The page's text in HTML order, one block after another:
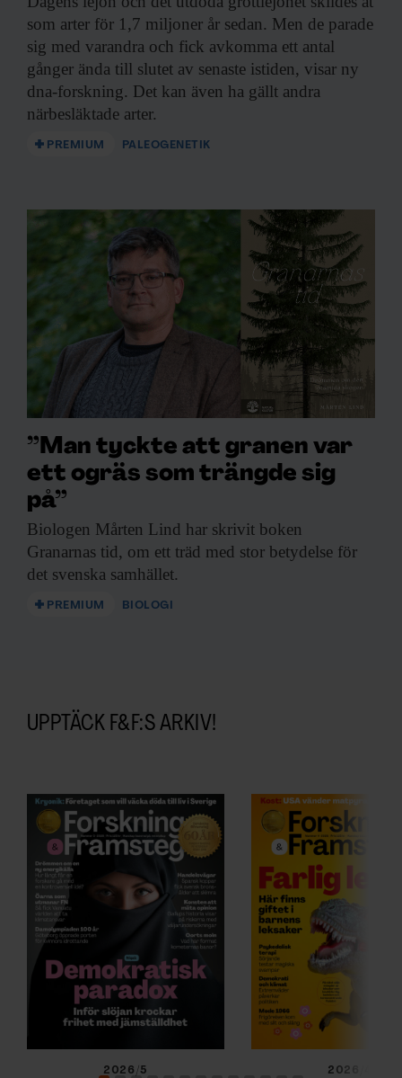
som arter för 1,7 miljoner år sedan. Men de parade
sig med varandra och fick avkomma ett antal
gånger ända till slutet av senaste istiden, visar ny
dna-forskning. Det kan även ha gällt andra
närbesläktade arter.
PREMIUM PALEOGENETIK
”Man tyckte att granen var
ett ogräs som trängde sig
på”
Biologen Mårten Lind har skrivit boken
Granarnas tid, om ett träd med stor betydelse för
det svenska samhället.
PREMIUM BIOLOGI
UPPTÄCK F&F:S ARKIV!
2026/5 2026/4